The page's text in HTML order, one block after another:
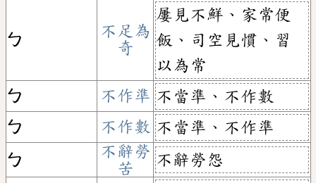
ㄅ
不足為
奇
屢見不鮮、家常便
飯、司空見慣、習
以為常
ㄅ
不作準 不當準、不作數
ㄅ
不作數 不當準、不作準
ㄅ
不辭勞
苦
不辭勞怨